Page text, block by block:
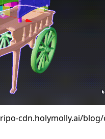
cdn.holymolly.ai/blog/